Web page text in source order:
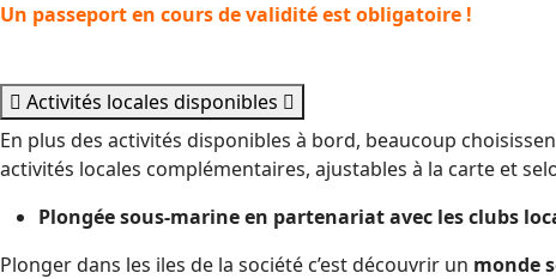
Un passeport en cours de validité est obligatoire !
Activités locales disponibles
En plus des activités disponibles à bord, beaucoup
activités locales complémentaires, ajustables à la carte et
Plongée sous-marine en partenariat avec les clubs
Plonger dans les iles de la société c’est découvrir un monde